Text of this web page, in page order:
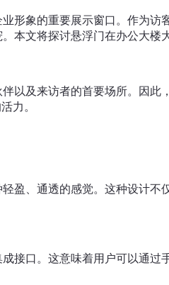
形象的重要展示窗口。作为
本文将探讨悬浮门在办公大楼
以及来访者的首要场所。因
力。
盈、通透的感觉。这种设计
接口。这意味着用户可以通